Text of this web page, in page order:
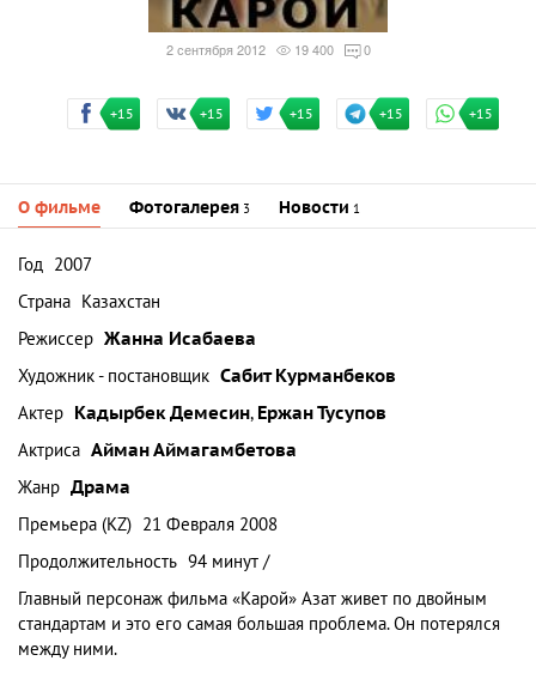
2 сентября 2012 19 400 0
+15 +15 +15 +15 +15
О фильме Фотогалерея 3 Новости 1
Год 2007
Страна Казахстан
Режиссер Жанна Исабаева
Художник - постановщик Сабит Курманбеков
Актер Кадырбек Демесин, Ержан Тусупов
Актриса Айман Аймагамбетова
Жанр Драма
Премьера (KZ) 21 Февраля 2008
Продолжительность 94 минут /
Главный персонаж фильма «Карой» Азат живет по двойным
стандартам и это его самая большая проблема. Он потерялся
между ними.